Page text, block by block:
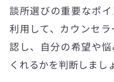
談所選びの重要なポ
利用して、カウンセ
認し、自分の希望や
くれるかを判断しまし